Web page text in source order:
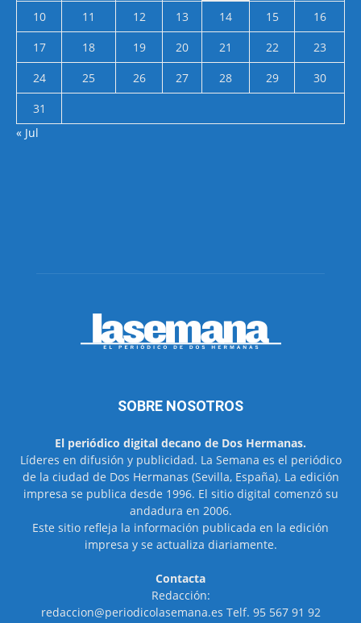
10
11 12 13 14 15
16
17
18 19 20 21 22
23
24
25 26 27 28 29
30
31
« Jul
SOBRE NOSOTROS
El periódico digital decano de Dos Hermanas.
Líderes en difusión y publicidad. La Semana es el periódico
de la ciudad de Dos Hermanas (Sevilla, España). La edición
impresa se publica desde 1996. El sitio digital comenzó su
andadura en 2006.
Este sitio refleja la información publicada en la edición
impresa y se actualiza diariamente.
Contacta
Redacción:
redaccion@periodicolasemana.es Telf. 95 567 91 92